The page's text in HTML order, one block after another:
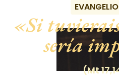
Si
sería
(Mt